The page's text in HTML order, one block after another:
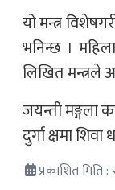
यो मन्त्र
भनिन्छ ।
लिखित मन्त्रले
जयन्ती मङ्गला
दुर्गा क्षमा शिवा
प्रकाशित मिति